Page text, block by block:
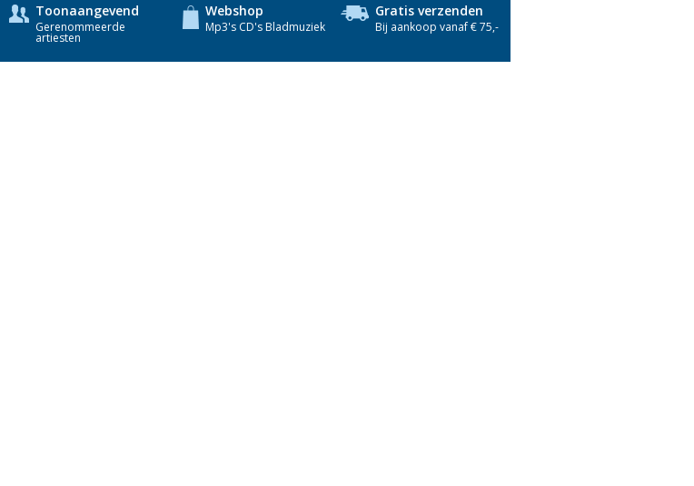
Toonaangevend
Gerenommeerde
artiesten
Webshop
Mp3's CD's Bladmuziek
Gratis verzenden
Bij aankoop vanaf € 75,-